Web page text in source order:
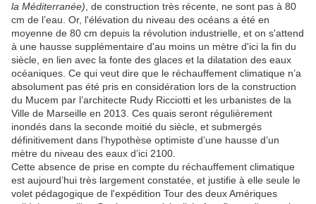
la Méditerranée) , de construction très récente, ne sont pas à 80
cm de l’eau. Or, l'élévation du niveau des océans a été en
moyenne de 80 cm depuis la révolution industrielle, et on s'attend
à une hausse supplémentaire d'au moins un mètre d'ici la fin du
siècle, en lien avec la fonte des glaces et la dilatation des eaux
océaniques. Ce qui veut dire que le réchauffement climatique n’a
absolument pas été pris en considération lors de la construction
du Mucem par l’architecte Rudy Ricciotti et les urbanistes de la
Ville de Marseille en 2013. Ces quais seront régulièrement
inondés dans la seconde moitié du siècle, et submergés
définitivement dans l’hypothèse optimiste d’une hausse d’un
mètre du niveau des eaux d’ici 2100.
Cette absence de prise en compte du réchauffement climatique
est aujourd’hui très largement constatée, et justifie à elle seule le
volet pédagogique de l'expédition Tour des deux Amériques